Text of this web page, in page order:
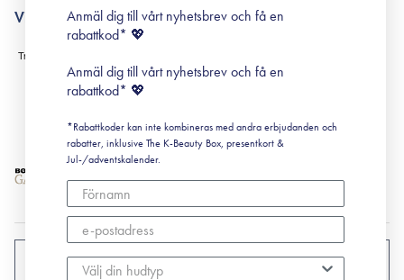
Black Friday
Villkor
Leverans & Retur
Köpvillkor
Prenumerationsvillkor
Cookiepolicy
SVERIGE
Anmäl dig till vårt nyhetsbrev och få en
rabattkod* 💖
Anmäl dig till vårt nyhetsbrev och få en
rabattkod* 💖
*Rabattkoder kan inte kombineras med andra erbjudanden och
rabatter, inklusive The K-Beauty Box, presentkort &
Jul-/adventskalender.